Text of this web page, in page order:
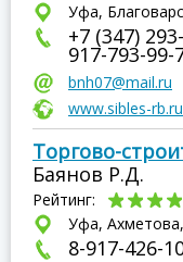
Уфа,
+7 (347)
917-793-99-
bnh07@mail.ru
www.sibles-rb.ru
Торгово-
Баянов Р.Д.
Рейтинг:
Уфа,
8-917-426-